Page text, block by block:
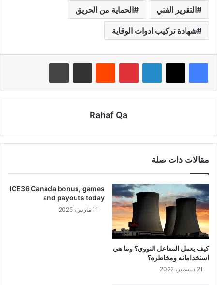
التقرير الفني الحماية من الحريق
شهادة تركيب ادوات الوقاية
لينكدإن بينتيريست
Rahaf Qa
مقالات ذات صلة
كيف يعمل المفاعل النووي؟ وما هي
استخداماته ومخاطره؟
21 ديسمبر، 2022
ICE36 Canada bonus, games
and payouts today
11 مارس، 2025